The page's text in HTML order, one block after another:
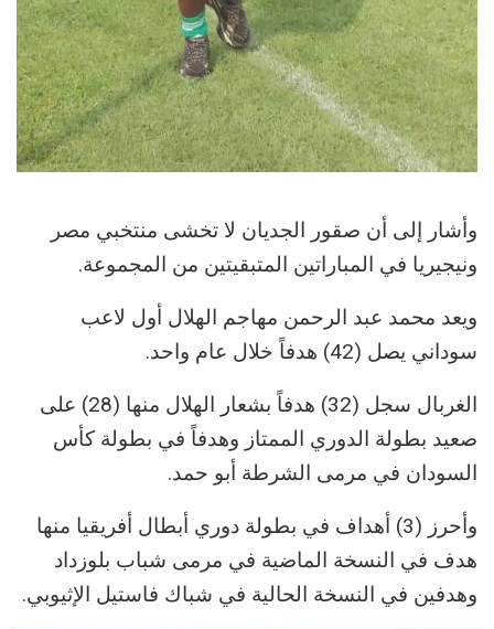
وأشار إلى أن صقور الجديان لا تخشى منتخبي مصر
ونيجيريا في المباراتين المتبقيتين من المجموعة.
ويعد محمد عبد الرحمن مهاجم الهلال أول لاعب
سوداني يصل (42) هدفاً خلال عام واحد.
الغربال سجل (32) هدفاً بشعار الهلال منها (28) على
صعيد بطولة الدوري الممتاز وهدفاً في بطولة كأس
السودان في مرمى الشرطة أبو حمد.
وأحرز (3) أهداف في بطولة دوري أبطال أفريقيا منها
هدف في النسخة الماضية في مرمى شباب بلوزداد
وهدفين في النسخة الحالية في شباك فاستيل الإثيوبي.